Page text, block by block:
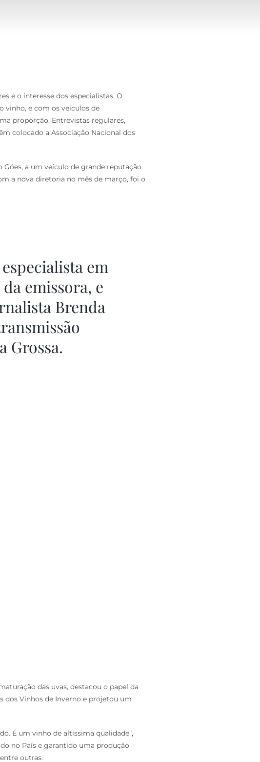
e o interesse dos especialistas. O
vinho, e com os veículos de
proporção. Entrevistas regulares,
colocado a Associação Nacional dos
a um veículo de grande reputação
a nova diretoria no mês de março, foi o
em
emissora, e
Brenda
Grossa.
das uvas, destacou o papel da
dos Vinhos de Inverno e projetou um
É um vinho de altíssima qualidade”,
no País e garantido uma produção
outras.